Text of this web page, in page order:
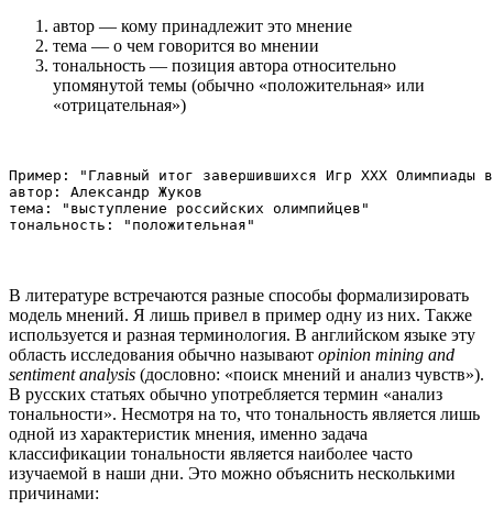
автор — кому принадлежит это мнение
тема — о чем говорится во мнении
тональность — позиция автора относительно
упомянутой темы (обычно «положительная» или
«отрицательная»)
Пример: "Главный итог завершившихся Игр ХХХ Олимпиады
автор: Александр Жуков
тема: "выступление российских олимпийцев"
В литературе встречаются разные способы формализировать
модель мнений. Я лишь привел в пример одну из них. Также
используется и разная терминология. В английском языке эту
область исследования обычно называют opinion mining and
sentiment analysis (дословно: «поиск мнений и анализ чувств»).
В русских статьях обычно употребляется термин «анализ
тональности». Несмотря на то, что тональность является лишь
одной из характеристик мнения, именно задача
классификации тональности является наиболее часто
изучаемой в наши дни. Это можно объяснить несколькими
причинами: